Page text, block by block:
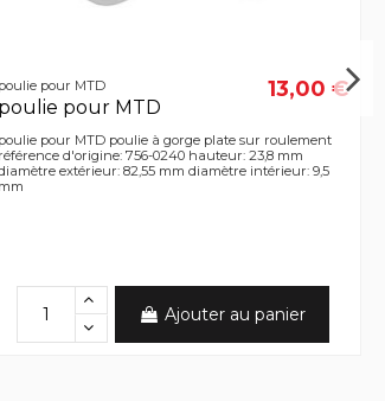
poulie pour MTD
poulie pour MTD
13,00 €
poulie pour MTD poulie à gorge plate sur roulement
référence d'origine: 756-0240 hauteur: 23,8 mm
extérieur: 82,55 mm diamètre intérieur: 9,5
mm
Ajouter au panier